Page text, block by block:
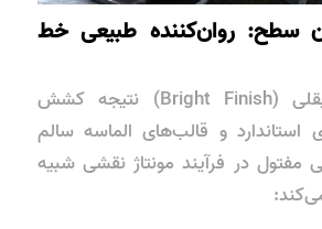
سطح: روان‌کننده طبیعی خط
مفتول شاخه صیقلی (Bright Finish) نتیجه کشش
استاندارد و قالب‌های الماسه سالم
در فرآیند مونتاژ نقشی شبیه